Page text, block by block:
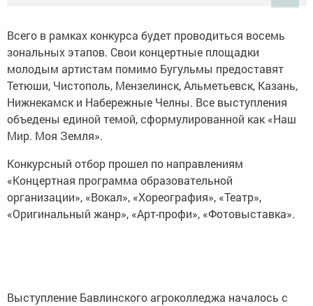
Всего в рамках конкурса будет проводиться восемь
зональных этапов. Свои концертные площадки
молодым артистам помимо Бугульмы предоставят
Тетюши, Чистополь, Мензелинск, Альметьевск, Казань,
Нижнекамск и Набережные Челны. Все выступления
объедены единой темой, сформулированной как «Наш
Мир. Моя Земля».
Конкурсный отбор прошел по направлениям
«Концертная программа образовательной
организации», «Вокал», «Хореография», «Театр»,
«Оригинальный жанр», «Арт-профи», «Фотовыставка».
Выступление Бавлинского агроколледжа началось с